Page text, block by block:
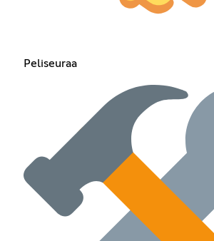
Peliseuraa